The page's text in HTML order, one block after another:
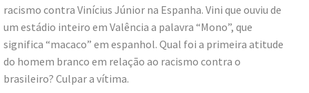
racismo contra Vinícius Júnior na Espanha. Vini que ouviu de
um estádio inteiro em Valência a palavra “Mono”, que
significa “macaco” em espanhol. Qual foi a primeira atitude
do homem branco em relação ao racismo contra o
brasileiro? Culpar a vítima.